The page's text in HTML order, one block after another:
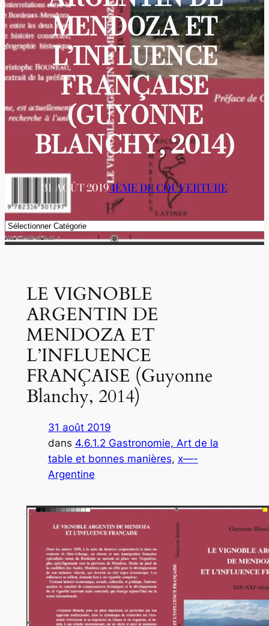
MENDOZA ET
L’INFLUENCE
FRANÇAISE
(GUYONNE
BLANCHY, 2014)
31 AOÛT 20194ÈME DE COUVERTURE
Catégories
LE VIGNOBLE
ARGENTIN DE
MENDOZA ET
L’INFLUENCE
FRANÇAISE (Guyonne
Blanchy, 2014)
31 août 2019
dans 4.6.1.2 Gastronomie, Art de la
table et bonnes manières, x—-
Argentine